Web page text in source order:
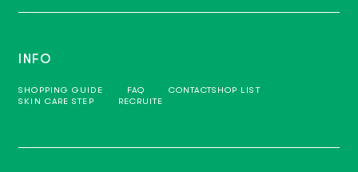
INFO
SHOPPING GUIDE FAQ CONTACTSHOP LIST
SKIN CARE STEP
RECRUITE